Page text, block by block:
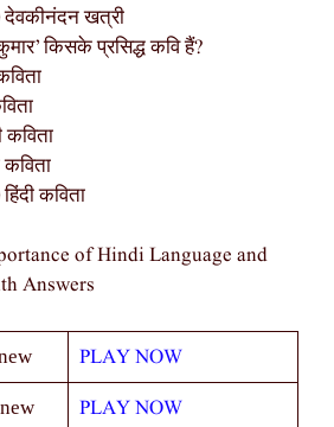
खत्री
किसके प्रसिद्ध कवि हैं?
कविता
कविता
कविता
of Hindi Language and
Answers
PLAY NOW
PLAY NOW